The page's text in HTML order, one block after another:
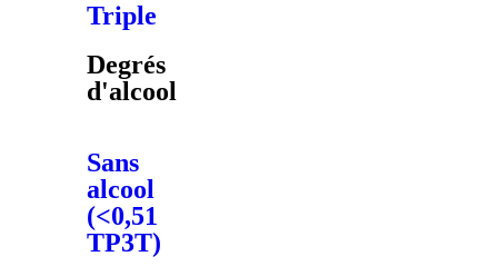
Triple
Degrés
d'alcool
Sans
alcool
(<0,51
TP3T)